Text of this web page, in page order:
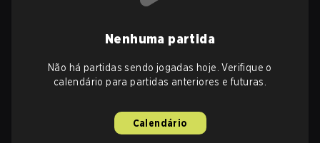
Nenhuma partida
Não há partidas sendo jogadas hoje. Verifique o
calendário para partidas anteriores e futuras.
Calendário